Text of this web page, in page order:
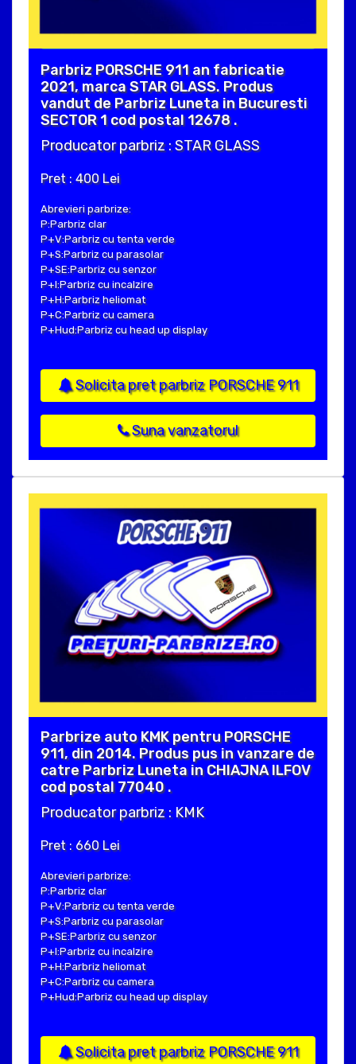
Parbriz PORSCHE 911 an fabricatie
2021, marca STAR GLASS. Produs
vandut de Parbriz Luneta in Bucuresti
SECTOR 1 cod postal 12678 .
Producator parbriz : STAR GLASS
Pret : 400 Lei
Abrevieri parbrize:
P:Parbriz clar
P+V:Parbriz cu tenta verde
P+S:Parbriz cu parasolar
P+SE:Parbriz cu senzor
P+I:Parbriz cu incalzire
P+H:Parbriz heliomat
P+C:Parbriz cu camera
P+Hud:Parbriz cu head up display
Solicita pret parbriz PORSCHE 911
Suna vanzatorul
Parbrize auto KMK pentru PORSCHE
911, din 2014. Produs pus in vanzare de
catre Parbriz Luneta in CHIAJNA ILFOV
cod postal 77040 .
Producator parbriz : KMK
Pret : 660 Lei
Abrevieri parbrize:
P:Parbriz clar
P+V:Parbriz cu tenta verde
P+S:Parbriz cu parasolar
P+SE:Parbriz cu senzor
P+I:Parbriz cu incalzire
P+H:Parbriz heliomat
P+C:Parbriz cu camera
P+Hud:Parbriz cu head up display
Solicita pret parbriz PORSCHE 911